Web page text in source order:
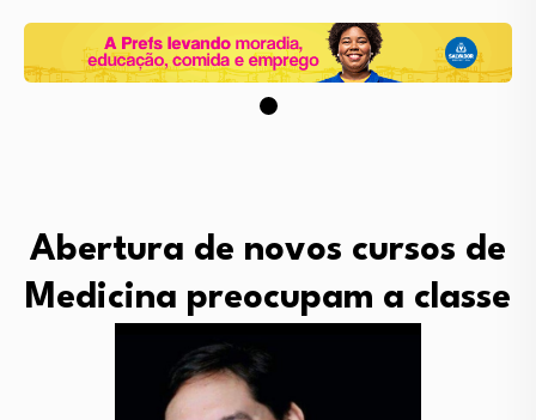
Abertura de novos cursos de
Medicina preocupam a classe